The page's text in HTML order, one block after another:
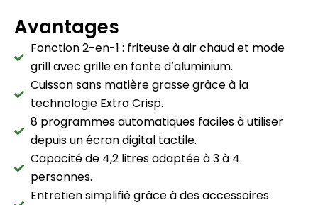
Avantages
Fonction 2-en-1 : friteuse à air chaud et mode
grill avec grille en fonte d’aluminium.
Cuisson sans matière grasse grâce à la
technologie Extra Crisp.
8 programmes automatiques faciles à utiliser
depuis un écran digital tactile.
Capacité de 4,2 litres adaptée à 3 à 4
personnes.
Entretien simplifié grâce à des accessoires